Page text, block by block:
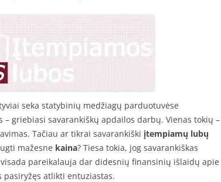
seka statybinių medžiagų parduotuvėse
griebiasi savarankiškų apdailos darbų. Vienas tokių –
Tačiau ar tikrai savarankiški įtempiamų lubų
mažesne kaina? Tiesa tokia, jog savarankiškas
pareikalauja dar didesnių finansinių išlaidų apie
atlikti entuziastas.